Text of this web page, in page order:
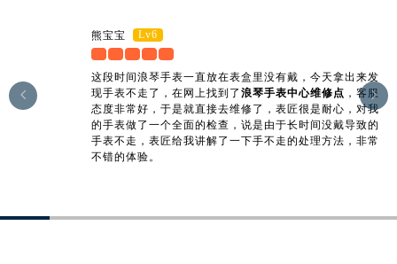
江苏省南京市秦淮区中山南路1号南京中心22层22-C1-C3室浪琴售后服务中心（需提前预约）
江苏省宿迁市宿城区西湖路浪琴售后服务中心（需提前预约）
江苏省泰州市海陵区永定东路399号置地商务中心东塔（华润万象城）17层1706室浪琴售后服务中心（需提前预约）
熊宝宝 Lv6
这段时间浪琴手表一直放在表盒里没有戴，今天拿出来发
现手表不走了，在网上找到了浪琴手表中心维修点 ，客服
态度非常好，于是就直接去维修了，表匠很是耐心，对我
的手表做了一个全面的检查，说是由于长时间没戴导致的
手表不走，表匠给我讲解了一下手不走的处理方法，非常
不错的体验。

